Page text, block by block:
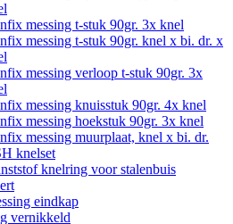
messing t-stuk 90gr. 3x knel
messing t-stuk 90gr. knel x bi. dr. x
messing verloop t-stuk 90gr. 3x
messing knuisstuk 90gr. 4x knel
messing hoekstuk 90gr. 3x knel
messing muurplaat, knel x bi. dr.
knelset
knelring voor stalenbuis
eindkap
vernikkeld